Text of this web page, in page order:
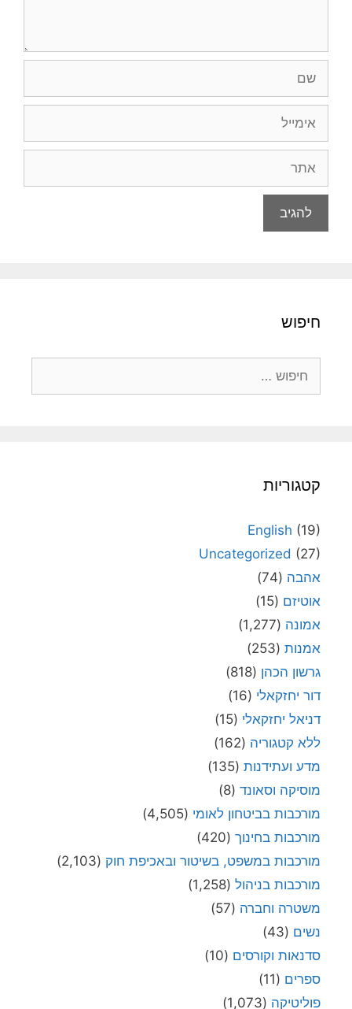
חיפוש
קטגוריות
English (19)
Uncategorized (27)
אהבה (74)
אוטיזם (15)
אמונה (1,277)
אמנות (253)
גרשון הכהן (818)
דור יחזקאלי (16)
דניאל יחזקאלי (15)
ללא קטגוריה (162)
מדע ועתידנות (135)
מוסיקה וסאונד (8)
מורכבות בביטחון לאומי (4,505)
מורכבות בחינוך (420)
מורכבות במשפט, בשיטור ובאכיפת חוק (2,103)
מורכבות בניהול (1,258)
משטרה וחברה (57)
נשים (43)
סדנאות וקורסים (10)
ספרים (11)
פוליטיקה (1,073)